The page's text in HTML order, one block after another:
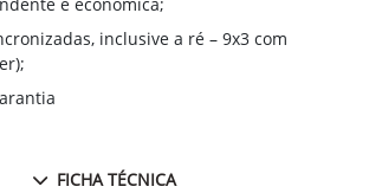
inclusive a ré – 9x3 com
FICHA TÉCNICA